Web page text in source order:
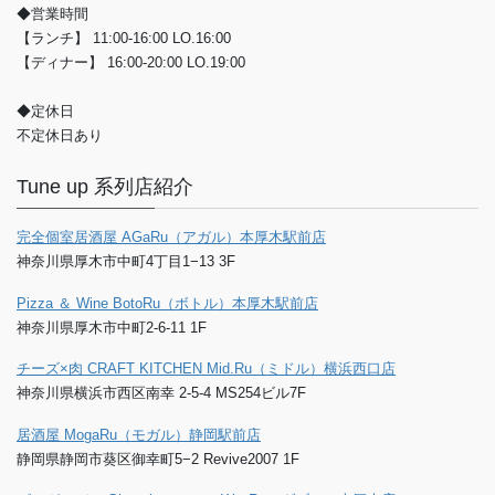
◆営業時間
【ランチ】 11:00-16:00 LO.16:00
【ディナー】 16:00-20:00 LO.19:00
◆定休日
不定休日あり
Tune up 系列店紹介
完全個室居酒屋 AGaRu（アガル）本厚木駅前店
神奈川県厚木市中町4丁目1−13 3F
Pizza ＆ Wine BotoRu（ボトル）本厚木駅前店
神奈川県厚木市中町2-6-11 1F
チーズ×肉 CRAFT KITCHEN Mid.Ru（ミドル）横浜西口店
神奈川県横浜市西区南幸 2-5-4 MS254ビル7F
居酒屋 MogaRu（モガル）静岡駅前店
静岡県静岡市葵区御幸町5−2 Revive2007 1F